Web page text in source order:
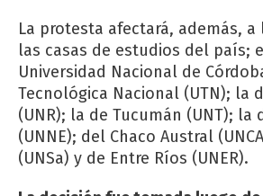
La protesta afectará, además,
las casas de estudios del país;
Universidad Nacional de
Tecnológica Nacional (UTN); la
(UNR); la de Tucumán (UNT); la
(UNNE); del Chaco Austral
(UNSa) y de Entre Ríos (UNER).